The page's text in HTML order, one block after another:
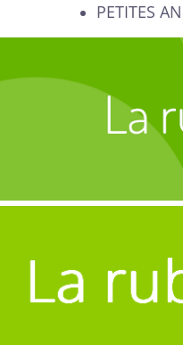
PETITES